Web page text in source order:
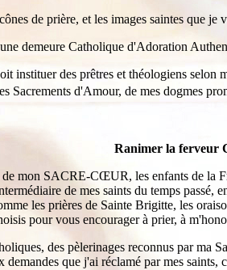
de prière, et les images saintes
demeure Catholique d'Adoration
instituer des prêtres et théologiens
Sacrements d'Amour, de mes dogmes
Ranimer la ferveur
mon SACRE-CŒUR, les enfants de la
de mes saints du temps passé,
les prières de Sainte Brigitte, les
pour vous encourager à prier, à
des pèlerinages reconnus par
que j'ai réclamé par mes